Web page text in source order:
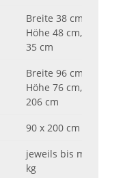
Breite 38 cm,
Höhe 48 cm, Tiefe
35 cm
Breite 96 cm,
Höhe 76 cm, Tiefe
206 cm
90 x 200 cm
jeweils bis max. 5
kg